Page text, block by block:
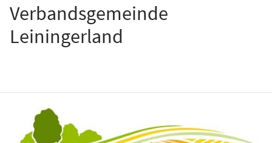
Verbandsgemeinde
Leiningerland